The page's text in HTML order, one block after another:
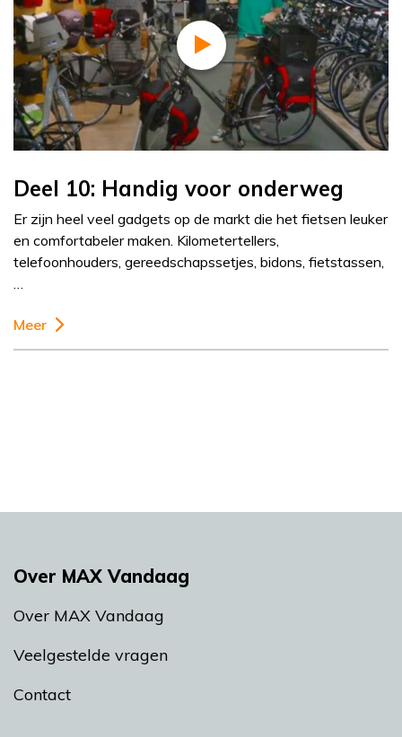
Deel 10: Handig voor onderweg
Er zijn heel veel gadgets op de markt die het fietsen leuker
en comfortabeler maken. Kilometertellers,
telefoonhouders, gereedschapssetjes, bidons, fietstassen,
…
Meer
Over MAX Vandaag
Over MAX Vandaag
Veelgestelde vragen
Contact